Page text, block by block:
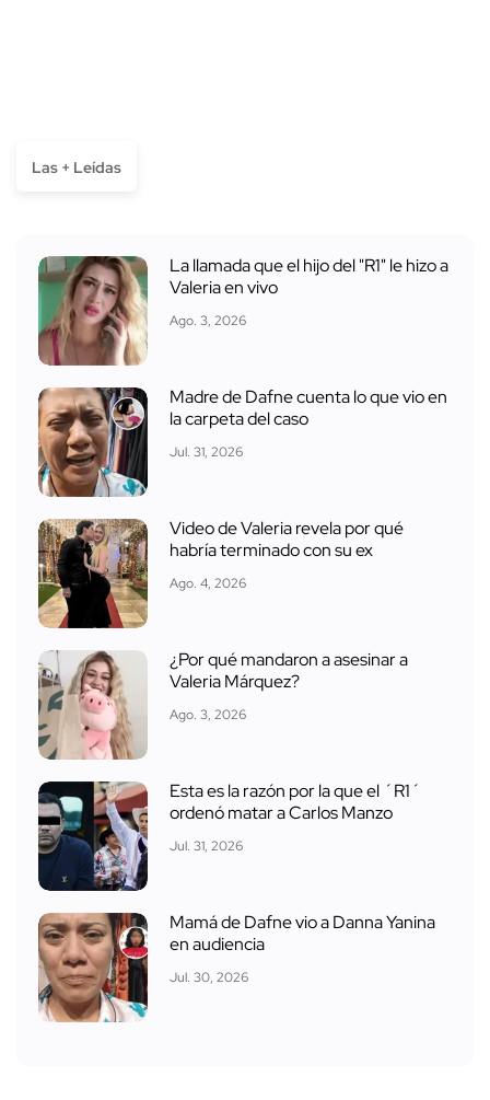
Las + Leídas
La llamada que el hijo del "R1" le hizo a
Valeria en vivo
Ago. 3, 2026
Madre de Dafne cuenta lo que vio en
la carpeta del caso
Jul. 31, 2026
Video de Valeria revela por qué
habría terminado con su ex
Ago. 4, 2026
¿Por qué mandaron a asesinar a
Valeria Márquez?
Ago. 3, 2026
Esta es la razón por la que el ´R1´
ordenó matar a Carlos Manzo
Jul. 31, 2026
Mamá de Dafne vio a Danna Yanina
en audiencia
Jul. 30, 2026